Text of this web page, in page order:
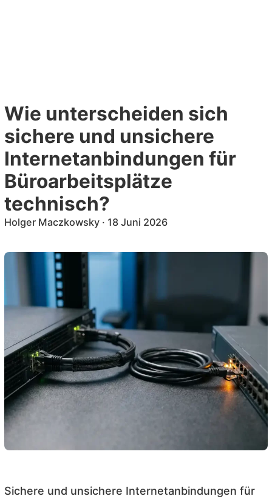
Wie unterscheiden sich
sichere und unsichere
Internetanbindungen für
Büroarbeitsplätze
technisch?
Holger Maczkowsky· 18 Juni 2026
Sichere und unsichere Internetanbindungen für